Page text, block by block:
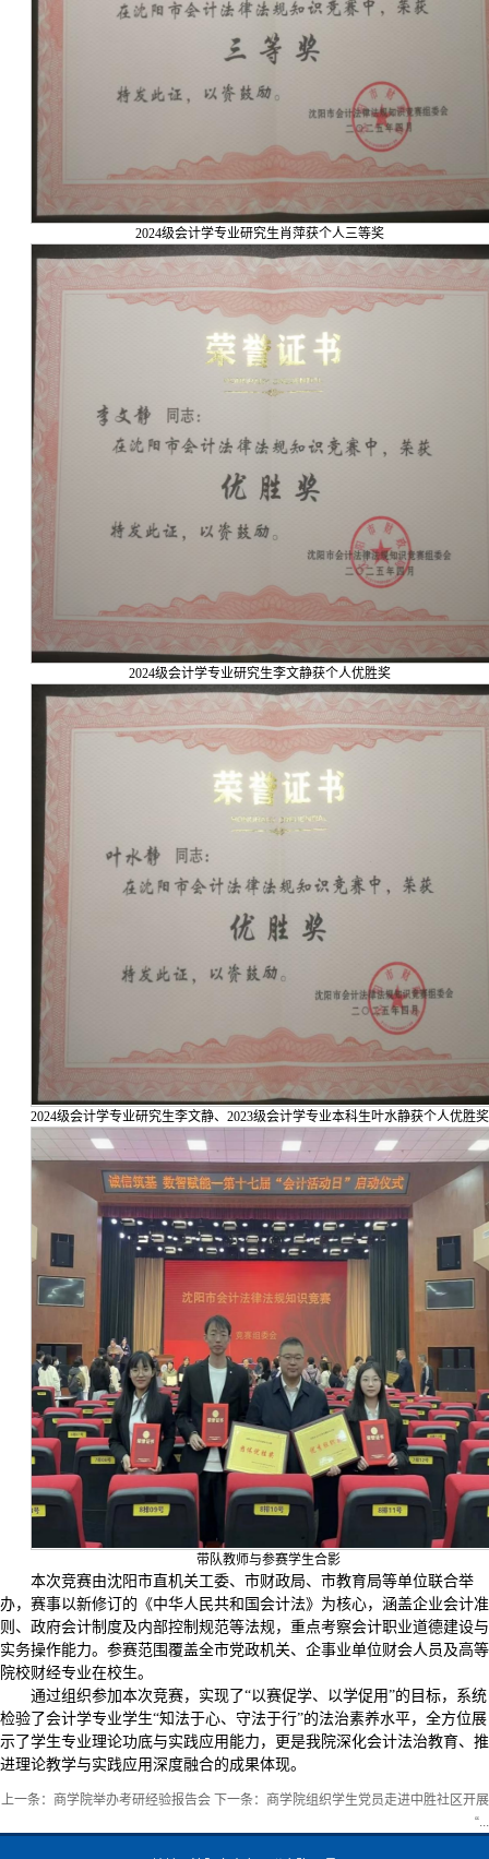
2024级会计学专业研究生肖萍获个人三等奖
2024级会计学专业研究生李文静获个人优胜奖
2024级会计学专业研究生李文静、2023级会计学专业本科生叶水静获个人优胜奖
带队教师与参赛学生合影
本次竞赛由沈阳市直机关工委、市财政局、市教育局等单位联合举
办，赛事以新修订的《中华人民共和国会计法》为核心，涵盖企业会计准
则、政府会计制度及内部控制规范等法规，重点考察会计职业道德建设与
实务操作能力。参赛范围覆盖全市党政机关、企事业单位财会人员及高等
院校财经专业在校生。
通过组织参加本次竞赛，实现了“以赛促学、以学促用”的目标，系统
检验了会计学专业学生“知法于心、守法于行”的法治素养水平，全方位展
示了学生专业理论功底与实践应用能力，更是我院深化会计法治教育、推
进理论教学与实践应用深度融合的成果体现。
上一条： 商学院举办考研经验报告会 下一条： 商学院组织学生党员走进中胜社区开展
“...